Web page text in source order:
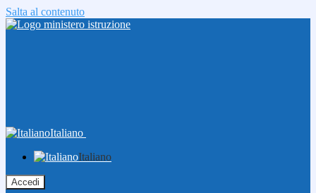
Salta al contenuto
Italiano
Italiano
Accedi